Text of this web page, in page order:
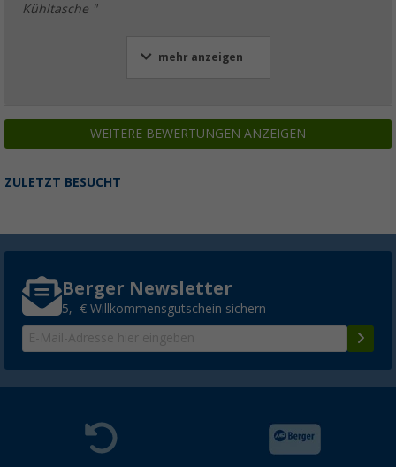
Kühltasche "
mehr anzeigen
WEITERE BEWERTUNGEN ANZEIGEN
ZULETZT BESUCHT
Berger Newsletter
5,- € Willkommensgutschein sichern